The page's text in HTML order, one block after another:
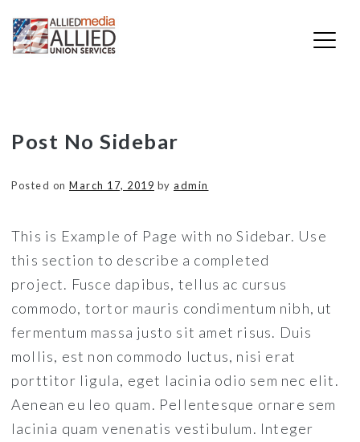
SkipPost No Sidebar
Posted on March 17, 2019 by admin
This is Example of Page with no Sidebar. Use
this section to describe a completed
project. Fusce dapibus, tellus ac cursus
commodo, tortor mauris condimentum nibh, ut
fermentum massa justo sit amet risus. Duis
mollis, est non commodo luctus, nisi erat
porttitor ligula, eget lacinia odio sem nec elit.
Aenean eu leo quam. Pellentesque ornare sem
lacinia quam venenatis vestibulum. Integer